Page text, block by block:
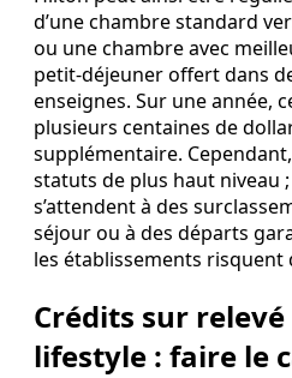
d’une chambre standard
ou une chambre avec
petit‑déjeuner offert dans
enseignes. Sur une année,
plusieurs centaines de
supplémentaire.
statuts de plus haut niveau
s’attendent à des
séjour ou à des départs
les établissements risquent
Crédits sur
lifestyle : faire le